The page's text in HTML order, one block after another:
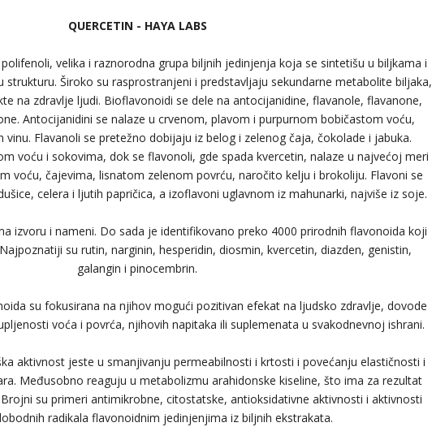
QUERCETIN - HAYA LABS
velika i raznorodna grupa biljnih jedinjenja koja se sintetišu u biljkama i
strukturu. Široko su rasprostranjeni i predstavljaju sekundarne metabolite biljaka,
na zdravlje ljudi. Bioflavonoidi se dele na antocijanidine, flavanole, flavanone,
Antocijanidini se nalaze u crvenom, plavom i purpurnom bobičastom voću,
Flavanoli se pretežno dobijaju iz belog i zelenog čaja, čokolade i jabuka.
voću i sokovima, dok se flavonoli, gde spada kvercetin, nalaze u najvećoj meri
voću, čajevima, lisnatom zelenom povrću, naročito kelju i brokoliju. Flavoni se
celera i ljutih papričica, a izoflavoni uglavnom iz mahunarki, najviše iz soje.
izvoru i nameni. Do sada je identifikovano preko 4000 prirodnih flavonoida koji
su rutin, narginin, hesperidin, diosmin, kvercetin, diazden, genistin,
galangin i pinocembrin.
su fokusirana na njihov mogući pozitivan efekat na ljudsko zdravlje, dovode
voća i povrća, njihovih napitaka ili suplemenata u svakodnevnoj ishrani.
aktivnost jeste u smanjivanju permeabilnosti i krtosti i povećanju elastičnosti i
Međusobno reaguju u metabolizmu arahidonske kiseline, što ima za rezultat
su primeri antimikrobne, citostatske, antioksidativne aktivnosti i aktivnosti
radikala flavonoidnim jedinjenjima iz biljnih ekstrakata.